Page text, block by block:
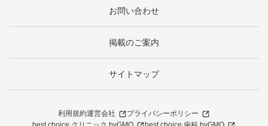
お問い合わせ
掲載のご案内
サイトマップ
利用規約運営会社
プライバシーポリシー